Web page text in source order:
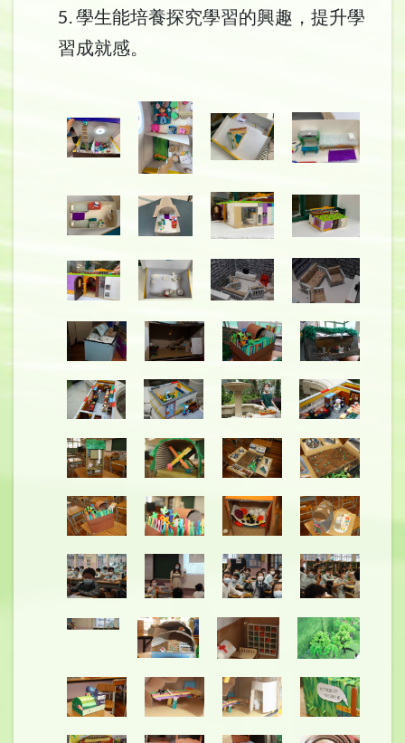
5. 學生能培養探究學習的興趣，提升學
習成就感。